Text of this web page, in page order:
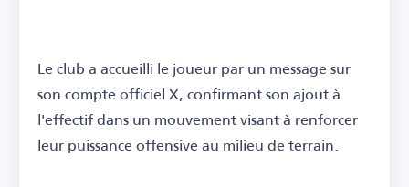
Le club a accueilli le joueur par un message sur
son compte officiel X, confirmant son ajout à
l'effectif dans un mouvement visant à renforcer
leur puissance offensive au milieu de terrain.